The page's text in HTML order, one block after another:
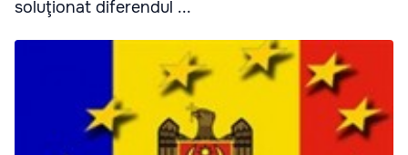
soluţionat diferendul ...